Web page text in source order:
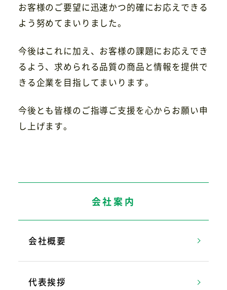
お客様のご要望に迅速かつ的確にお応えできる
よう努めてまいりました。
今後はこれに加え、お客様の課題にお応えでき
るよう、求められる品質の商品と情報を提供で
きる企業を目指してまいります。
今後とも皆様のご指導ご支援を心からお願い申
し上げます。
会社案内
会社概要
代表挨拶